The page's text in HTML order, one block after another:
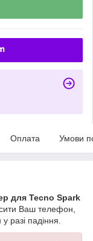
Оплата Умови
для Tecno Spark
Ваш телефон,
разі падіння.